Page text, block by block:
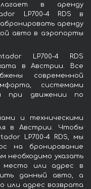
в аренду
LP700-4 RDS в
аренду
авто в аэропорты
LP700-4 RDS
в Австрии. Все
современной
системами
при движении по
и техническими
в Австрии. Чтобы
LP700-4 RDS, мы
на бронирование
необходимо указать
место или адрес в
данный авто, а
или адрес возврата